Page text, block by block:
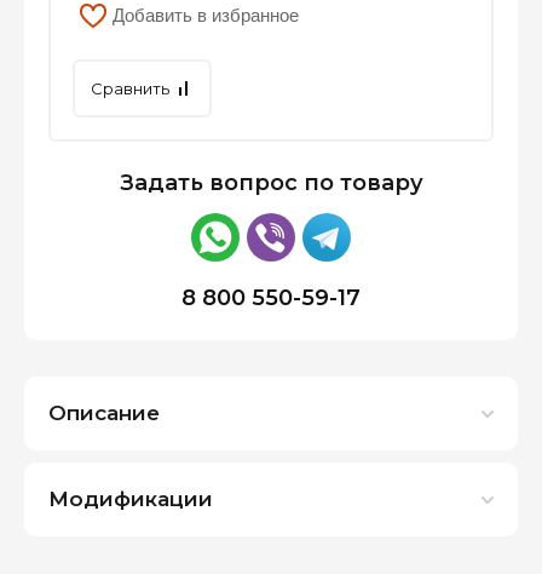
Добавить в избранное
Сравнить
Задать вопрос по товару
8 800 550-59-17
Описание
Модификации